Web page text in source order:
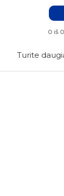
0 iš
Turite